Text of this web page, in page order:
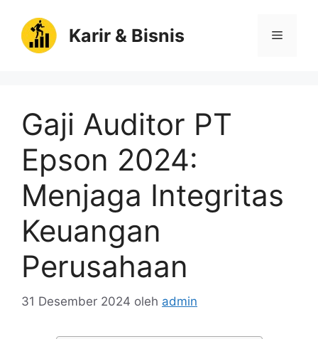
Karir & Bisnis Menu
Gaji Auditor PT
Epson 2024:
Menjaga Integritas
Keuangan
Perusahaan
31 Desember 2024 oleh admin